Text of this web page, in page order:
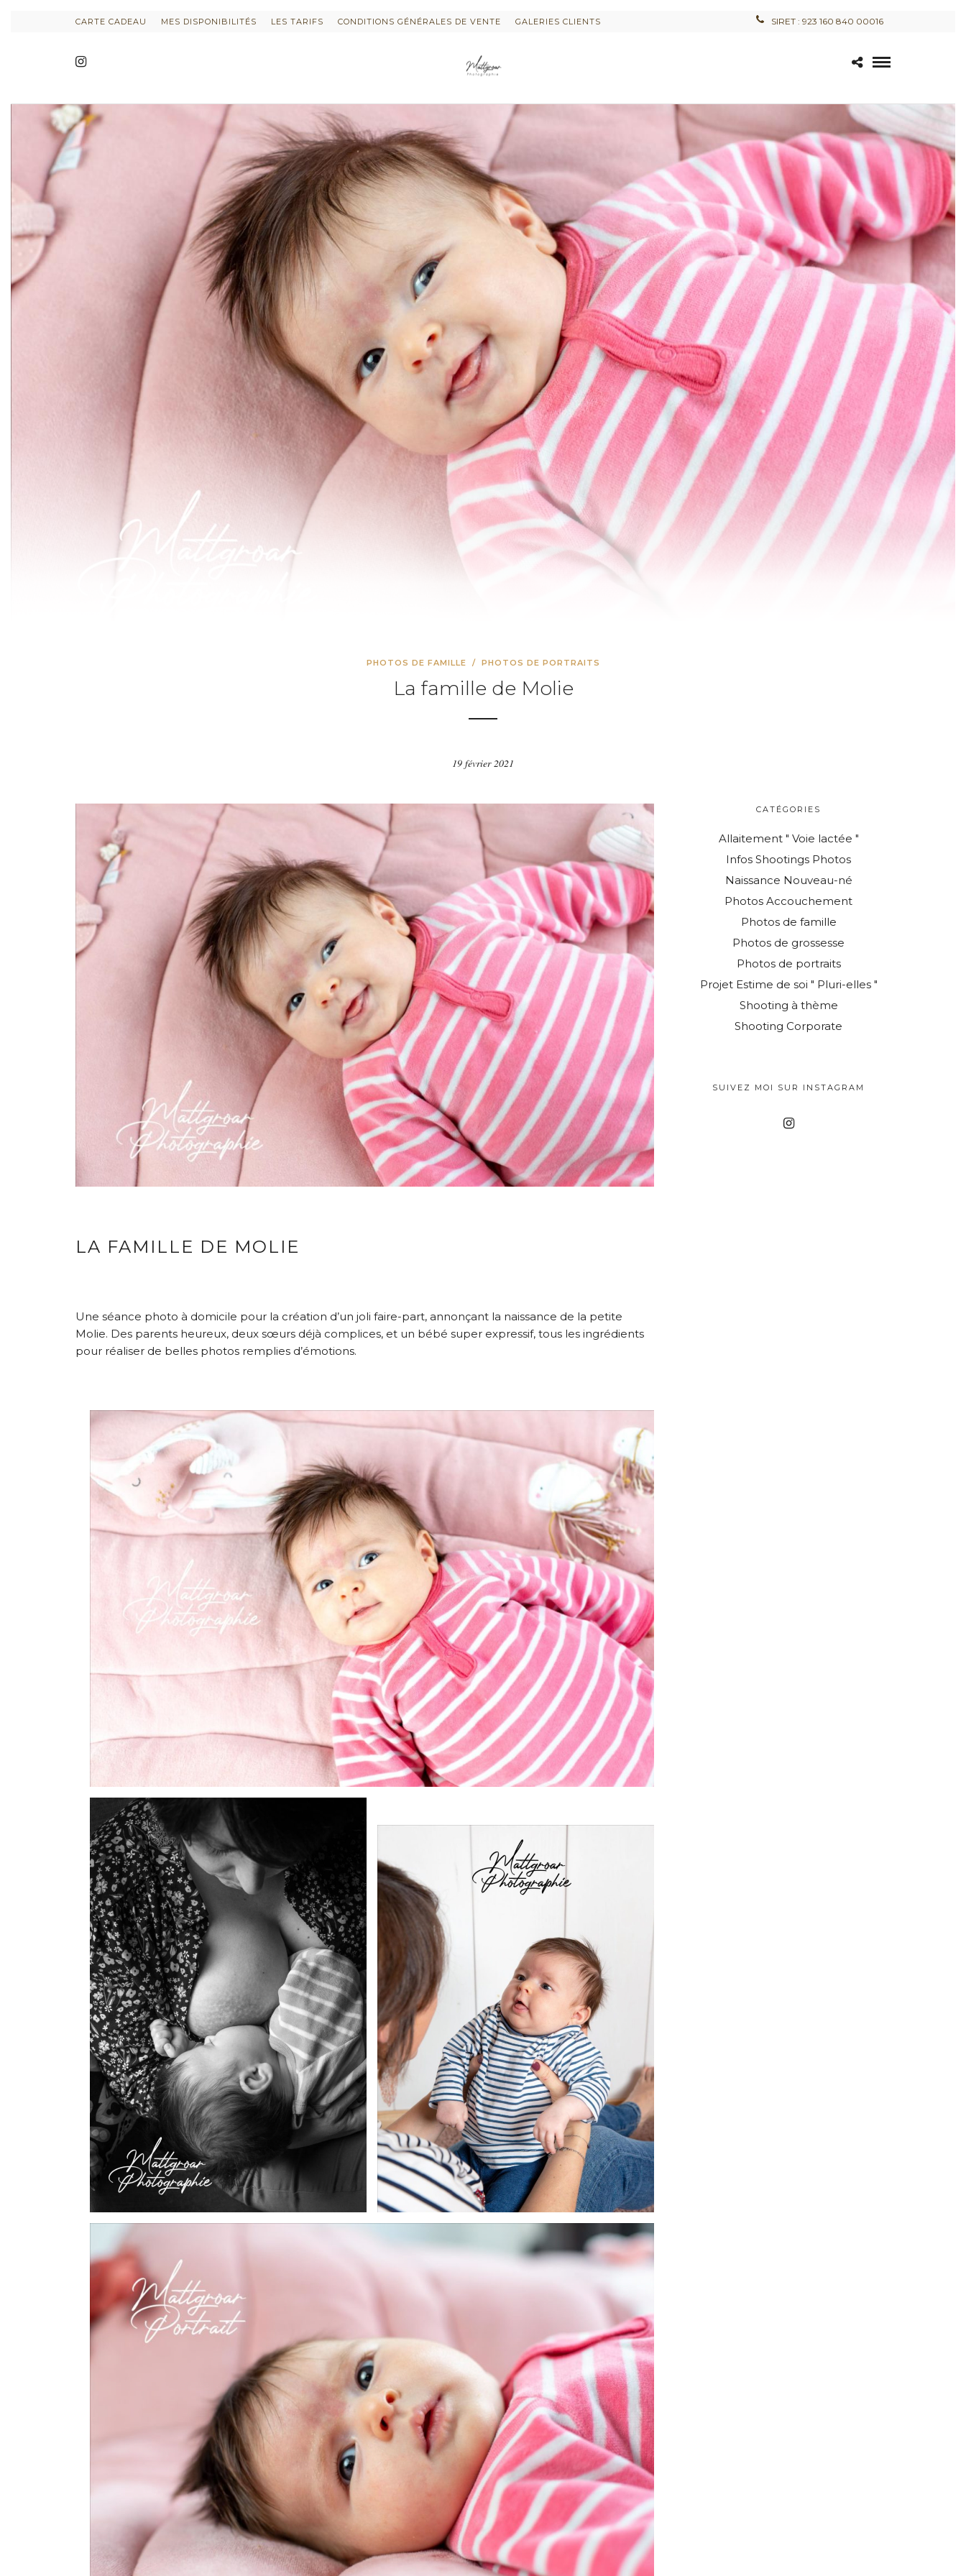
INFORMATIONS SUR LE PROJET « PLURI-ELLES » ESTIME DE SOI
INFORMATIONS SUR LES PHOTOS DE GROSSESSE
INFORMATIONS SUR LES PHOTOS D’ALLAITEMENT
INFORMATIONS SUR LES PHOTOS D’ACCOUCHEMENT
INFORMATIONS SUR LES PHOTOS NOUVEAU NE / ENFANT
INFORMATIONS SUR LES PHOTOS DE FAMILLE
COURS DE PHOTOGRAPHIE
CONDITIONS GÉNÉRALES DE VENTE
SIRET : 923 160 840 00016
CARTE CADEAU MES DISPONIBILITÉS LES TARIFS CONDITIONS GÉNÉRALES DE VENTE GALERIES CLIENTS
PHOTOS DE FAMILLE / PHOTOS DE PORTRAITS
La famille de Molie
19 février 2021
LA FAMILLE DE MOLIE
Une séance photo à domicile pour la création d’un joli faire-part, annonçant la naissance de la petite
Molie. Des parents heureux, deux sœurs déjà complices, et un bébé super expressif, tous les ingrédients
pour réaliser de belles photos remplies d’émotions.
CATÉGORIES
Allaitement " Voie lactée "
Infos Shootings Photos
Naissance Nouveau-né
Photos Accouchement
Photos de famille
Photos de grossesse
Photos de portraits
Projet Estime de soi " Pluri-elles "
Shooting à thème
Shooting Corporate
SUIVEZ MOI SUR INSTAGRAM